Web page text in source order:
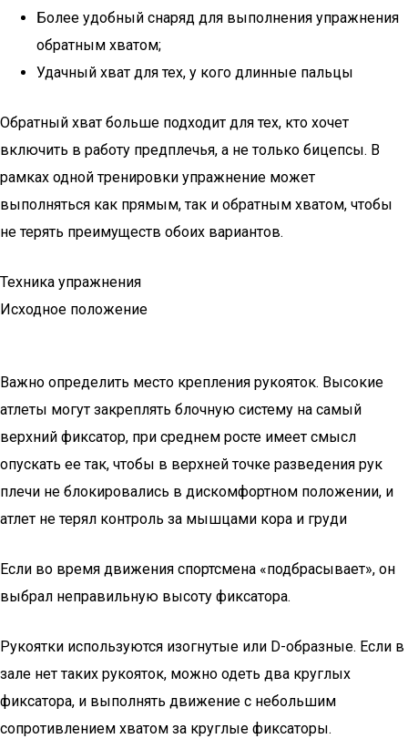
Более удобный снаряд для выполнения упражнения
обратным хватом;
Удачный хват для тех, у кого длинные пальцы
Обратный хват больше подходит для тех, кто хочет
включить в работу предплечья, а не только бицепсы. В
рамках одной тренировки упражнение может
выполняться как прямым, так и обратным хватом, чтобы
не терять преимуществ обоих вариантов.
Техника упражнения
Исходное положение
Важно определить место крепления рукояток. Высокие
атлеты могут закреплять блочную систему на самый
верхний фиксатор, при среднем росте имеет смысл
опускать ее так, чтобы в верхней точке разведения рук
плечи не блокировались в дискомфортном положении, и
атлет не терял контроль за мышцами кора и груди
Если во время движения спортсмена «подбрасывает», он
выбрал неправильную высоту фиксатора.
Рукоятки используются изогнутые или D-образные. Если в
зале нет таких рукояток, можно одеть два круглых
фиксатора, и выполнять движение с небольшим
сопротивлением хватом за круглые фиксаторы.